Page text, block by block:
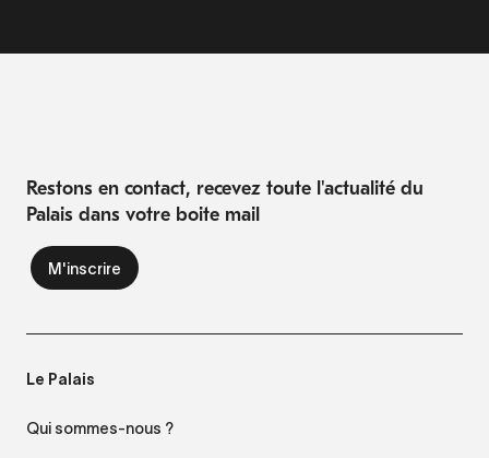
Restons en contact, recevez toute l'actualité du
Palais dans votre boite mail
Le Palais
Qui sommes-nous ?